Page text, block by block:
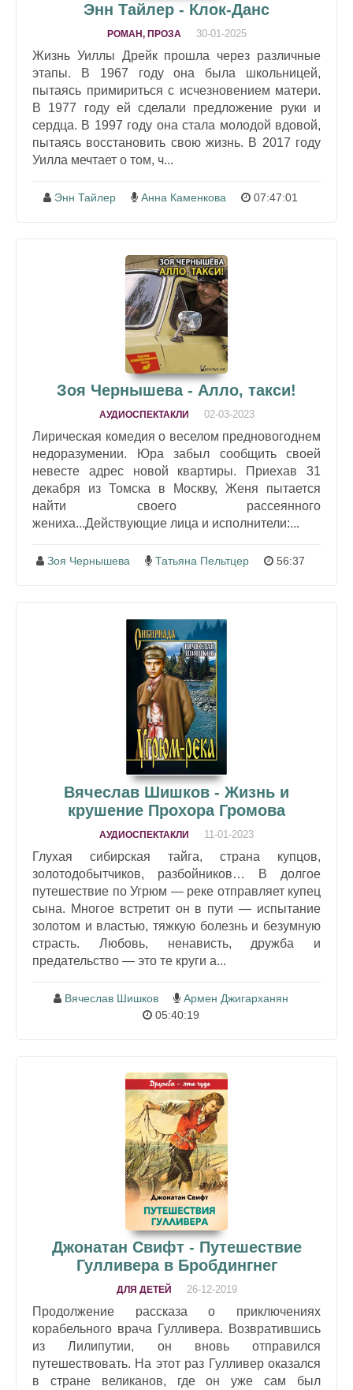
Энн Тайлер - Клок-Данс
РОМАН, ПРОЗА 30-01-2025
Жизнь Уиллы Дрейк прошла через различные
этапы. В 1967 году она была школьницей,
пытаясь примириться с исчезновением матери.
В 1977 году ей сделали предложение руки и
сердца. В 1997 году она стала молодой вдовой,
пытаясь восстановить свою жизнь. В 2017 году
Уилла мечтает о том, ч...
Энн Тайлер Анна Каменкова 07:47:01
Зоя Чернышева - Алло, такси!
АУДИОСПЕКТАКЛИ 02-03-2023
Лирическая комедия о веселом предновогоднем
недоразумении. Юра забыл сообщить своей
невесте адрес новой квартиры. Приехав 31
декабря из Томска в Москву, Женя пытается
найти своего рассеянного
жениха...Действующие лица и исполнители:...
Зоя Чернышева Татьяна Пельтцер 56:37
Вячеслав Шишков - Жизнь и
крушение Прохора Громова
АУДИОСПЕКТАКЛИ 11-01-2023
Глухая сибирская тайга, страна купцов,
золотодобытчиков, разбойников… В долгое
путешествие по Угрюм — реке отправляет купец
сына. Многое встретит он в пути — испытание
золотом и властью, тяжкую болезнь и безумную
страсть. Любовь, ненависть, дружба и
предательство — это те круги а...
Вячеслав Шишков
Армен Джигарханян
05:40:19
Джонатан Свифт - Путешествие
Гулливера в Бробдингнег
ДЛЯ ДЕТЕЙ 26-12-2019
Продолжение рассказа о приключениях
корабельного врача Гулливера. Возвратившись
из Лилипутии, он вновь отправился
путешествовать. На этот раз Гулливер оказался
в стране великанов, где он уже сам был